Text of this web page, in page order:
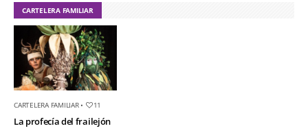
CARTELERA FAMILIAR
CARTELERA FAMILIAR• 11
La profecía del frailejón